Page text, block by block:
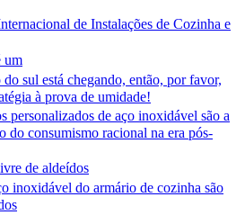
de Instalações de Cozinha e
um
sul está chegando, então, por favor,
à prova de umidade!
personalizados de aço inoxidável são a
do consumismo racional na era pós-
de aldeídos
inoxidável do armário de cozinha são